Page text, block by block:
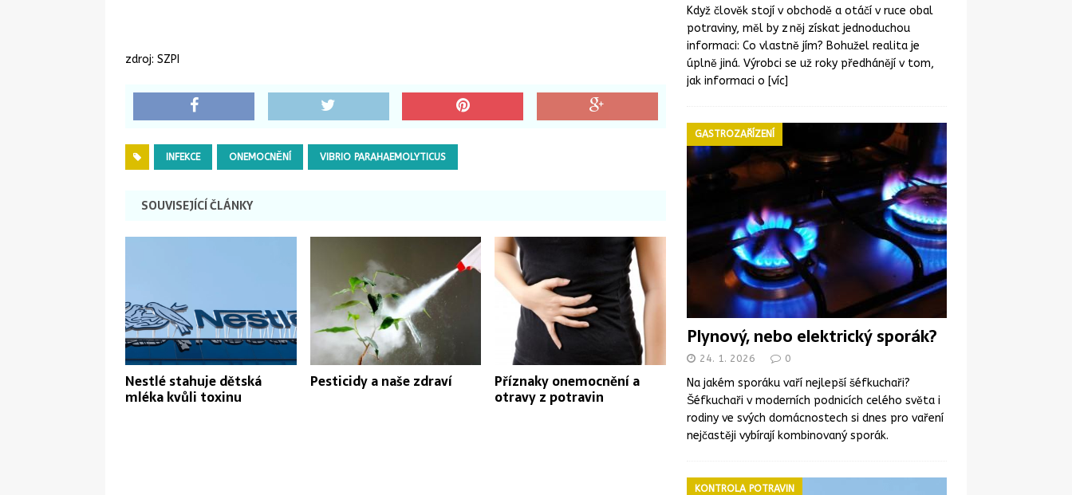
zdroj: SZPI
INFEKCE ONEMOCNĚNÍ VIBRIO PARAHAEMOLYTICUS
SOUVISEJÍCÍ ČLÁNKY
Nestlé stahuje dětská
mléka kvůli toxinu
Pesticidy a naše zdraví Příznaky onemocnění a
otravy z potravin
Když člověk stojí v obchodě a otáčí v ruce obal
potraviny, měl by z něj získat jednoduchou
informaci: Co vlastně jím? Bohužel realita je
úplně jiná. Výrobci se už roky předhánějí v tom,
jak informaci o [víc]
Plynový, nebo elektrický sporák?
GASTROZAŘÍZENÍ
24. 1. 2026 0
Na jakém sporáku vaří nejlepší šéfkuchaři?
Šéfkuchaři v moderních podnicích celého světa i
rodiny ve svých domácnostech si dnes pro vaření
nejčastěji vybírají kombinovaný sporák.
KONTROLA POTRAVIN